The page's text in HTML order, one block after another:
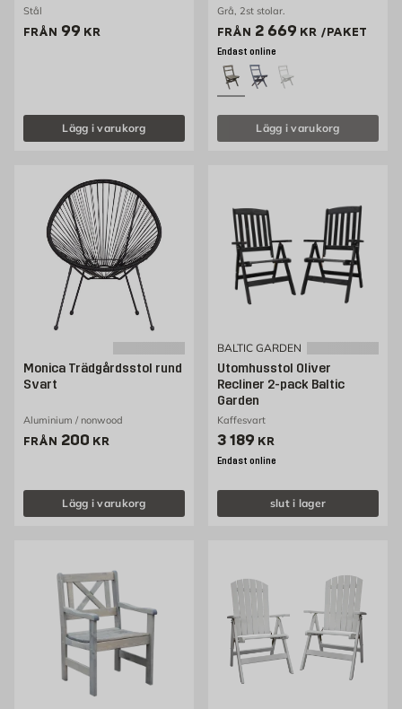
Stål
FRÅN Pris 99 kr
99 KR
Lägg i varukorg
Grå, 2st stolar.
FRÅN Pris 2669 kr /paket
2 669 KR /PAKET
Endast online
Lägg i varukorg
Monica Trädgårdsstol rund
Svart
Aluminium / nonwood
FRÅN Pris 200 kr
200 KR
Lägg i varukorg
BALTIC GARDEN
Utomhusstol Oliver
Recliner 2-pack Baltic
Garden
Kaffesvart
Pris 3189 kr
3 189 KR
Endast online
slut i lager